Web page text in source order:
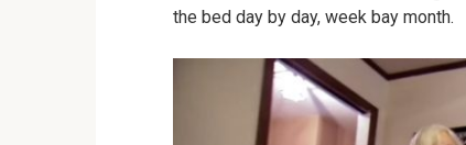
the bed day by day, week bay month.